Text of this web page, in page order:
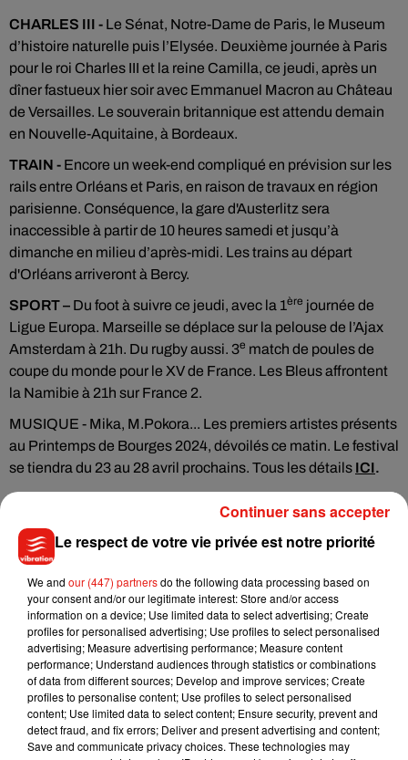
CHARLES III - Le Sénat, Notre-Dame de Paris, le Museum
d’histoire naturelle puis l’Elysée. Deuxième journée à Paris
pour le roi Charles III et la reine Camilla, ce jeudi, après un
dîner fastueux hier soir avec Emmanuel Macron au Château
de Versailles. Le souverain britannique est attendu demain
en Nouvelle-Aquitaine, à Bordeaux.
TRAIN - Encore un week-end compliqué en prévision sur les
rails entre Orléans et Paris, en raison de travaux en région
parisienne. Conséquence, la gare d'Austerlitz sera
inaccessible à partir de 10 heures samedi et jusqu’à
dimanche en milieu d’après-midi. Les trains au départ
d'Orléans arriveront à Bercy.
SPORT – Du foot à suivre ce jeudi, avec la 1ère journée de
Ligue Europa. Marseille se déplace sur la pelouse de l’Ajax
Amsterdam à 21h. Du rugby aussi. 3e match de poules de
coupe du monde pour le XV de France. Les Bleus affrontent
la Namibie à 21h sur France 2.
MUSIQUE - Mika, M.Pokora... Les premiers artistes présents
au Printemps de Bourges 2024, dévoilés ce matin. Le festival
se tiendra du 23 au 28 avril prochains. Tous les détails ICI.
Musique
7 août 2026
Julien Lieb s’essaye à la vie de chatelain
dans son nouveau clip
Madonna sort enfin le remix de « Love
Le respect de votre vie privée est notre priorité
We and our (447) partnersdo the following data processing based on
your consent and/or our legitimate interest: Store and/or access
information on a device; Use limited data to select advertising; Create
profiles for personalised advertising; Use profiles to select personalised
advertising; Measure advertising performance; Measure content
performance; Understand audiences through statistics or combinations
of data from different sources; Develop and improve services; Create
profiles to personalise content; Use profiles to select personalised
content; Use limited data to select content; Ensure security, prevent and
detect fraud, and fix errors; Deliver and present advertising and content;
Save and communicate privacy choices. These technologies may
Continuer sans accepter